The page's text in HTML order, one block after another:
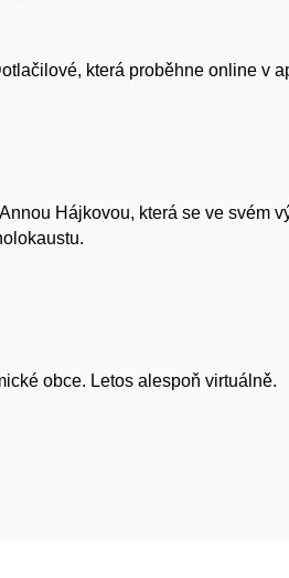
která proběhne online v
Hájkovou, která se ve svém
obce. Letos alespoň virtuálně.